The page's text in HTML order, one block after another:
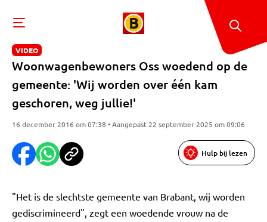
VIDEO
Woonwagenbewoners Oss woedend op de
gemeente: 'Wij worden over één kam
geschoren, weg jullie!'
16 december 2016 om 07:38 • Aangepast 22 september 2025 om 09:06
Hulp bij lezen
"Het is de slechtste gemeente van Brabant, wij worden
gediscrimineerd", zegt een woedende vrouw na de